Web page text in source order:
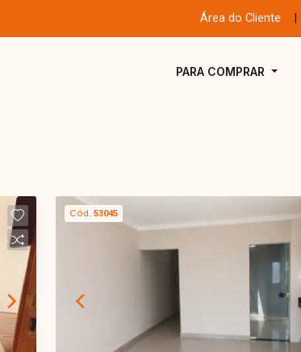
Área do Cliente
PARA COMPRAR
Cód. 53045